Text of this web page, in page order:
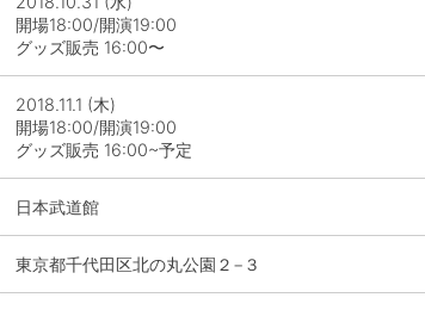
開場18:00/開演19:00
グッズ販売 16:00〜
2018.11.1 (木)
開場18:00/開演19:00
グッズ販売 16:00~予定
日本武道館
東京都千代田区北の丸公園２−３